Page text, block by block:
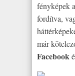
fényképek
fordítva,
már
Facebook